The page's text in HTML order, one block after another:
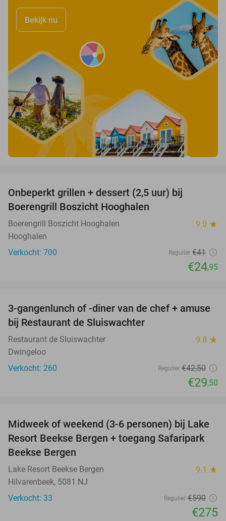
Bekijk nu
Onbeperkt grillen + dessert (2,5 uur) bij
Boerengrill Boszicht Hooghalen
Boerengrill Boszicht Hooghalen 9.0 star
Hooghalen
Verkocht: 700
Regulier €41
€24,95
31%
3-gangenlunch of -diner van de chef + amuse
bij Restaurant de Sluiswachter
Restaurant de Sluiswachter 9.8 star
Dwingeloo
Verkocht: 260
Regulier €42,50
€29,50
53%
Midweek of weekend (3-6 personen) bij Lake
Resort Beekse Bergen + toegang Safaripark
Beekse Bergen
Lake Resort Beekse Bergen 9.1 star
Hilvarenbeek, 5081 NJ
Verkocht: 33
Regulier €590
€275